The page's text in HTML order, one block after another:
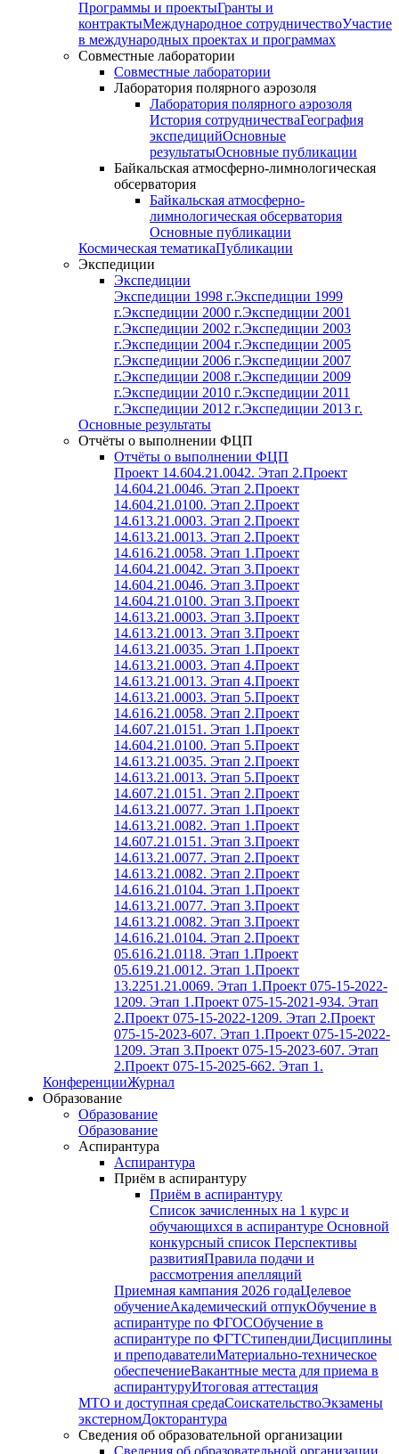
Программы и проектыГранты и
контрактыМеждународное сотрудничествоУчастие
в международных проектах и программах
Совместные лаборатории
Совместные лаборатории
Лаборатория полярного аэрозоля
Лаборатория полярного аэрозоля
История сотрудничестваГеография
экспедицийОсновные
результатыОсновные публикации
Байкальская атмосферно-лимнологическая
обсерватория
Байкальская атмосферно-
лимнологическая обсерватория
Основные публикации
Космическая тематикаПубликации
Экспедиции
Экспедиции
Экспедиции 1998 г.Экспедиции 1999
г.Экспедиции 2000 г.Экспедиции 2001
г.Экспедиции 2002 г.Экспедиции 2003
г.Экспедиции 2004 г.Экспедиции 2005
г.Экспедиции 2006 г.Экспедиции 2007
г.Экспедиции 2008 г.Экспедиции 2009
г.Экспедиции 2010 г.Экспедиции 2011
г.Экспедиции 2012 г.Экспедиции 2013 г.
Основные результаты
Отчёты о выполнении ФЦП
Отчёты о выполнении ФЦП
Проект 14.604.21.0042. Этап 2.Проект
14.604.21.0046. Этап 2.Проект
14.604.21.0100. Этап 2.Проект
14.613.21.0003. Этап 2.Проект
14.613.21.0013. Этап 2.Проект
14.616.21.0058. Этап 1.Проект
14.604.21.0042. Этап 3.Проект
14.604.21.0046. Этап 3.Проект
14.604.21.0100. Этап 3.Проект
14.613.21.0003. Этап 3.Проект
14.613.21.0013. Этап 3.Проект
14.613.21.0035. Этап 1.Проект
14.613.21.0003. Этап 4.Проект
14.613.21.0013. Этап 4.Проект
14.613.21.0003. Этап 5.Проект
14.616.21.0058. Этап 2.Проект
14.607.21.0151. Этап 1.Проект
14.604.21.0100. Этап 5.Проект
14.613.21.0035. Этап 2.Проект
14.613.21.0013. Этап 5.Проект
14.607.21.0151. Этап 2.Проект
14.613.21.0077. Этап 1.Проект
14.613.21.0082. Этап 1.Проект
14.607.21.0151. Этап 3.Проект
14.613.21.0077. Этап 2.Проект
14.613.21.0082. Этап 2.Проект
14.616.21.0104. Этап 1.Проект
14.613.21.0077. Этап 3.Проект
14.613.21.0082. Этап 3.Проект
14.616.21.0104. Этап 2.Проект
05.616.21.0118. Этап 1.Проект
05.619.21.0012. Этап 1.Проект
13.2251.21.0069. Этап 1.Проект 075-15-2022-
1209. Этап 1.Проект 075-15-2021-934. Этап
2.Проект 075-15-2022-1209. Этап 2.Проект
075-15-2023-607. Этап 1.Проект 075-15-2022-
1209. Этап 3.Проект 075-15-2023-607. Этап
2.Проект 075-15-2025-662. Этап 1.
КонференцииЖурнал
Образование
Образование
Образование
Аспирантура
Аспирантура
Приём в аспирантуру
Приём в аспирантуру
Список зачисленных на 1 курс и
обучающихся в аспирантуре Основной
конкурсный список Перспективы
развитияПравила подачи и
рассмотрения апелляций
Приемная кампания 2026 годаЦелевое
обучениеАкадемический отпукОбучение в
аспирантуре по ФГОСОбучение в
аспирантуре по ФГТСтипендииДисциплины
и преподавателиМатериально-техническое
обеспечениеВакантные места для приема в
аспирантуруИтоговая аттестация
МТО и доступная средаСоискательствоЭкзамены
экстерномДокторантура
Сведения об образовательной организации
Сведения об образовательной организации